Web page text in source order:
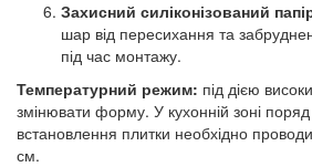
Захисний силіконізований
шар від пересихання та
під час монтажу.
Температурний режим: під дією
змінювати форму. У кухонній зоні
встановлення плитки необхідно
см.